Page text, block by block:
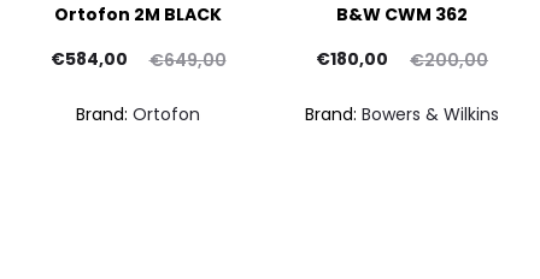
Ortofon 2M BLACK
€649,00
Il
€584,00
Brand: Ortofon
B&W CWM 362
€200,00
Il
€180,00
Brand: Bowers & Wilkins